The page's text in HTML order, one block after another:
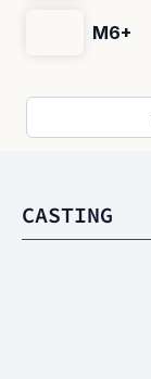
M6+
CASTING